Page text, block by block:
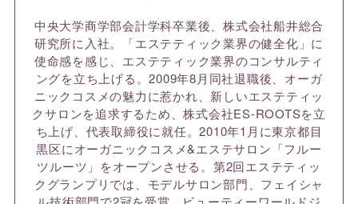
中央大学商学部会計学科卒業後、株式会社船井総合
研究所に入社。「エステティック業界の健全化」に
使命感を感じ、エステティック業界のコンサルティ
ングを立ち上げる。2009年8月同社退職後、オーガ
ニックコスメの魅力に惹かれ、新しいエステティッ
クサロンを追求するため、株式会社ES-ROOTSを立
ち上げ、代表取締役に就任。2010年1月に東京都目
黒区にオーガニックコスメ&エステサロン「フルー
ツルーツ」をオープンさせる。第2回エステティッ
クグランプリでは、モデルサロン部門、フェイシャ